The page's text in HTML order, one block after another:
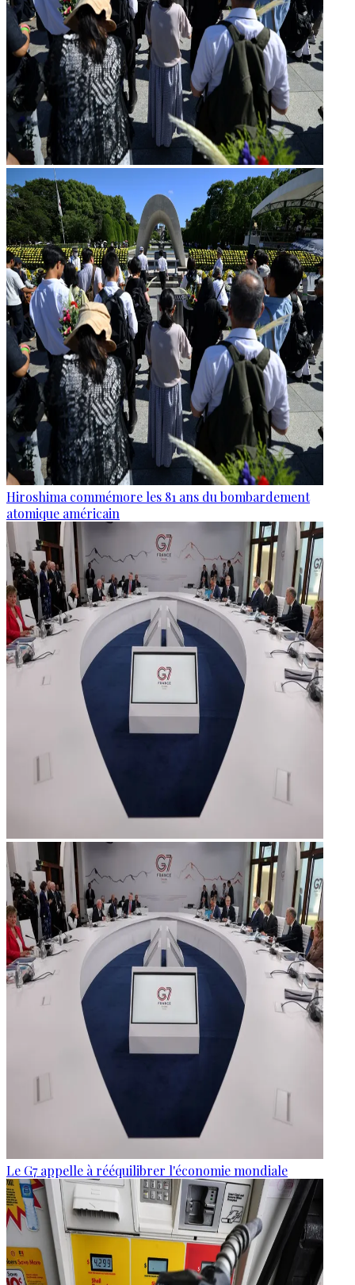
Hiroshima commémore les 81 ans du bombardement
atomique américain
Le G7 appelle à rééquilibrer l'économie mondiale